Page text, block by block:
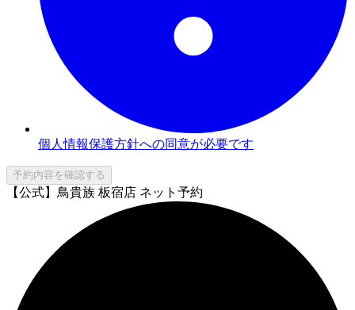
個人情報保護方針への同意が必要です
予約内容を確認する
【公式】鳥貴族 板宿店 ネット予約